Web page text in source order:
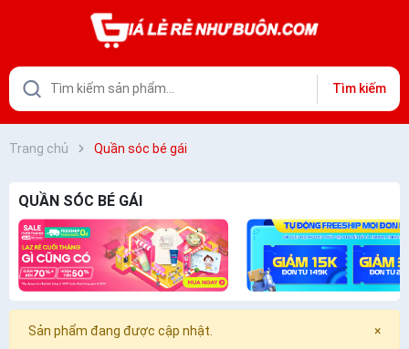
Tìm kiếm
Trang chủ Quần sóc bé gái
QUẦN SÓC BÉ GÁI
×
Sản phẩm đang được cập nhật.